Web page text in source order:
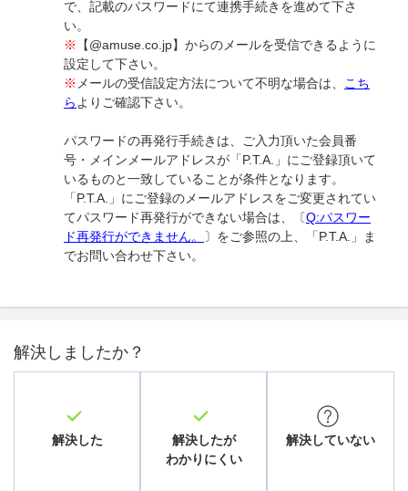
で、記載のパスワードにて連携手続きを進めて下さ
い。
※
【@amuse.co.jp】からのメールを受信できるように
設定して下さい。
※ メールの受信設定方法について不明な場合は、 こち
らよりご確認下さい。
パスワードの再発行手続きは、ご入力頂いた会員番
号・メインメールアドレスが「P.T.A.」にご登録頂いて
いるものと一致していることが条件となります。
「P.T.A.」にご登録のメールアドレスをご変更されてい
てパスワード再発行ができない場合は、〔Q:パスワー
ド再発行ができません。
〕をご参照の上、「P.T.A.」ま
でお問い合わせ下さい。
解決しましたか？
解決した
解決したが
わかりにくい
解決していない